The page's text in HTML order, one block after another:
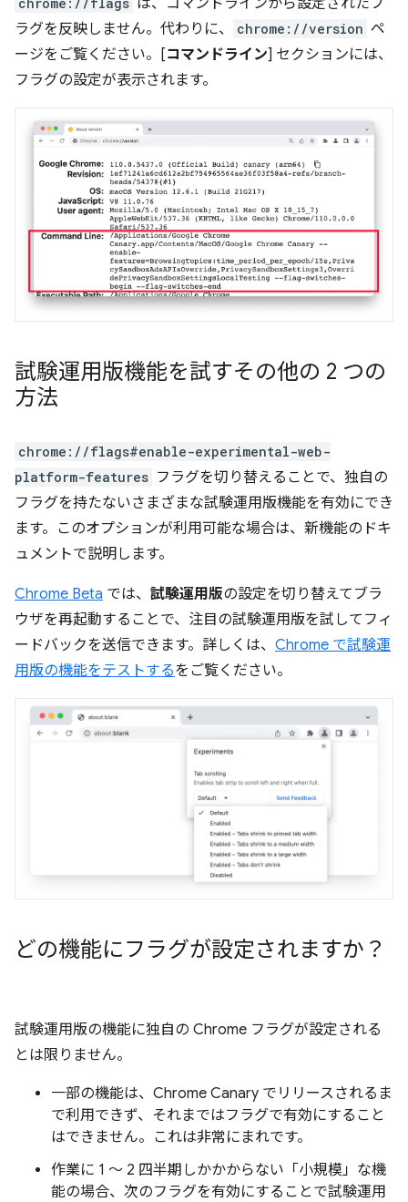
ラグを反映しません。代わりに、
chrome://version ペ
ージをご覧ください。[コマンドライン] セクションには、
フラグの設定が表示されます。
試験運用版機能を試すその他の 2 つの
方法
chrome://flags#enable-experimental-web-
platform-features フラグを切り替えることで、独自の
フラグを持たないさまざまな試験運用版機能を有効にでき
ます。このオプションが利用可能な場合は、新機能のドキ
ュメントで説明します。
Chrome Beta では、 試験運用版の設定を切り替えてブラ
ウザを再起動することで、注目の試験運用版を試してフィ
ードバックを送信できます。詳しくは、 Chrome で試験運
用版の機能をテストするをご覧ください。
どの機能にフラグが設定されますか？
試験運用版の機能に独自の Chrome フラグが設定される
とは限りません。
一部の機能は、Chrome Canary でリリースされるま
で利用できず、それまではフラグで有効にすること
はできません。これは非常にまれです。
作業に 1 ～ 2 四半期しかかからない「小規模」な機
能の場合、次のフラグを有効にすることで試験運用